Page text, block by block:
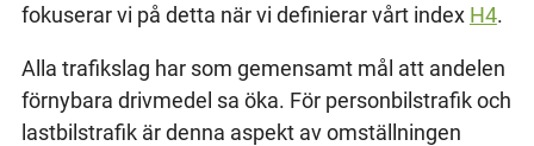
fokuserar vi på detta när vi definierar vårt index H4.
Alla trafikslag har som gemensamt mål att andelen
förnybara drivmedel sa öka. För personbilstrafik och
lastbilstrafik är denna aspekt av omställningen